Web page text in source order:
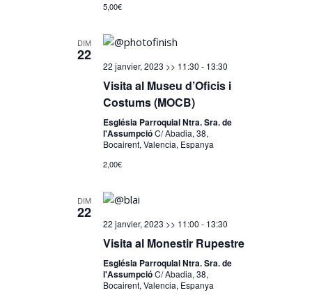
5,00€
DIM
22
22 janvier, 2023 >> 11:30 - 13:30
Visita al Museu d’Oficis i
Costums (MOCB)
Església Parroquial Ntra. Sra. de
l'AssumpcióC/ Abadia, 38,
Bocairent, Valencia, Espanya
2,00€
DIM
22
22 janvier, 2023 >> 11:00 - 13:30
Visita al Monestir Rupestre
Església Parroquial Ntra. Sra. de
l'AssumpcióC/ Abadia, 38,
Bocairent, Valencia, Espanya